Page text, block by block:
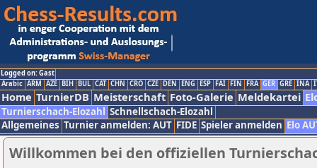
Logged on: Gast
Arabic ARM AZE BIH BUL CAT CHN CRO CZE DEN ENG ESP FAI FIN FRA GER GRE INA
Home TurnierDB Meisterschaft Foto-Galerie Meldekartei
Turnierschach-Elozahl Schnellschach-Elozahl
Allgemeines Turnier anmelden: AUT FIDE Spieler anmelden Elo
Willkommen bei den offiziellen